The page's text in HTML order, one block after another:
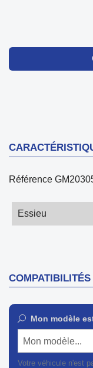
Référence
Essieu
COMPATIBILITÉS
Mon modèle
Mon modèle...
Votre véhicule n'est